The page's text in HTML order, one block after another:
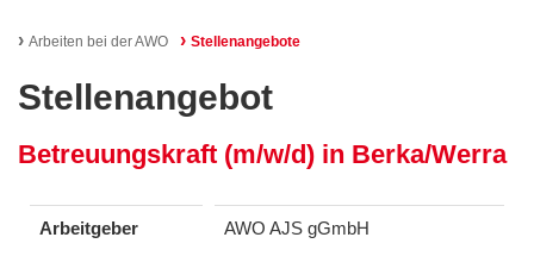
› Arbeiten bei der AWO › Stellenangebote
Stellenangebot
Betreuungskraft (m/w/d) in Berka/Werra
Arbeitgeber AWO AJS gGmbH